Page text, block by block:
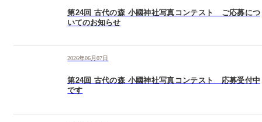
第24回 古代の森 小國神社写真コンテスト ご応募につ
いてのお知らせ
2026年06月07日
第24回 古代の森 小國神社写真コンテスト 応募受付中
です